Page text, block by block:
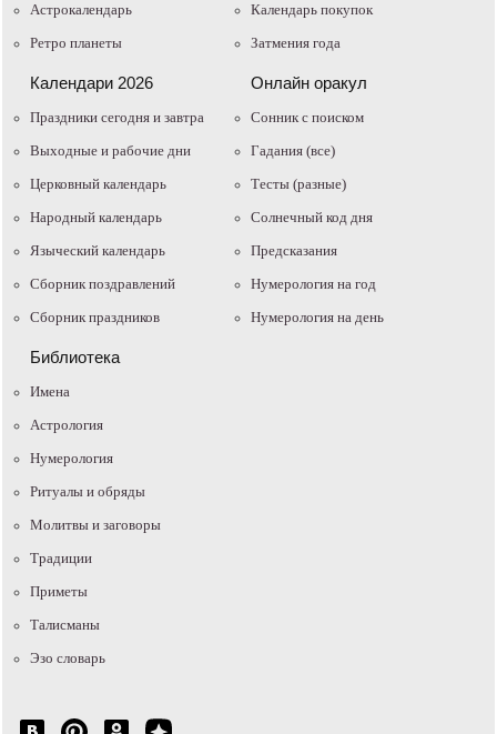
Астрокалендарь
Ретро планеты
Календарь покупок
Затмения года
Календари 2026
Праздники сегодня и завтра
Выходные и рабочие дни
Церковный календарь
Народный календарь
Языческий календарь
Сборник поздравлений
Сборник праздников
Онлайн оракул
Cонник с поиском
Гадания (все)
Тесты (разные)
Солнечный код дня
Предсказания
Нумерология на год
Нумерология на день
Библиотека
Имена
Астрология
Нумерология
Ритуалы и обряды
Молитвы и заговоры
Традиции
Приметы
Талисманы
Эзо словарь